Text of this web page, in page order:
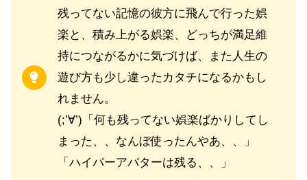
残ってない記憶の彼方に飛んで行った娯
楽と、積み上がる娯楽、どっちが満足維
持につながるかに気づけば、また人生の
遊び方も少し違ったカタチになるかもし
れません。
(;’∀’)「何も残ってない娯楽ばかりしてし
まった、、なんぼ使ったんやあ、、」
「ハイパーアバターは残る、、」